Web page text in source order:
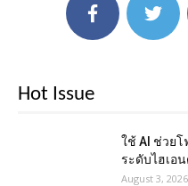
Hot Issue
ใช้ AI ช่วยโ
ระดับไฮเอ
August 3, 2026